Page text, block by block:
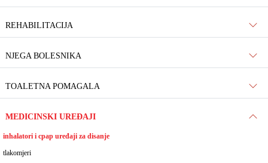
REHABILITACIJA
NJEGA BOLESNIKA
TOALETNA POMAGALA
MEDICINSKI UREĐAJI
inhalatori i cpap uređaji za disanje
tlakomjeri